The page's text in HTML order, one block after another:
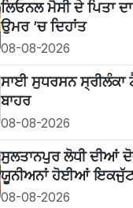
ਲਿਓਨਲ ਮੈਸੀ ਦੇ ਪਿਤਾ
ਉਮਰ ’ਚ ਦਿਹਾਂਤ
08-08-2026
ਸਾਈ ਸੁਧਰਸਨ ਸ੍ਰੀਲੰਕਾ
ਬਾਹਰ
08-08-2026
ਸੁਲਤਾਨਪੁਰ ਲੋਧੀ ਦੀਆਂ
ਯੂਨੀਅਨਾਂ ਹੋਈਆਂ
08-08-2026